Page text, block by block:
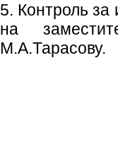
5. Контроль за
на
М.А.Тарасову.